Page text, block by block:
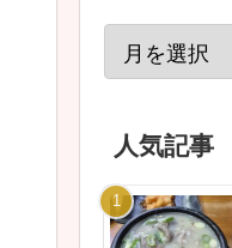
人気記事